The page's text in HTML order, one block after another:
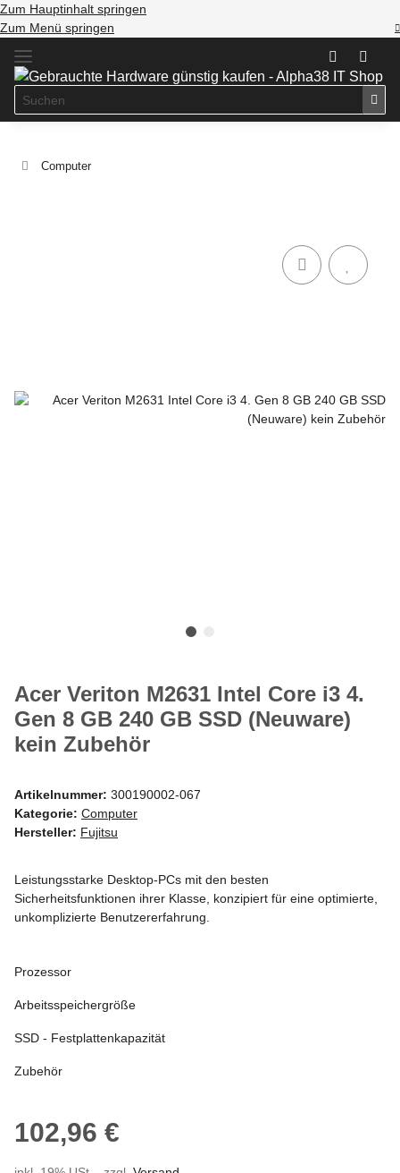
Zum Hauptinhalt springen
Zum Menü springen
Computer
Acer Veriton M2631 Intel Core i3 4.
Gen 8 GB 240 GB SSD (Neuware)
kein Zubehör
Artikelnummer: 300190002-067
Kategorie: Computer
Hersteller: Fujitsu
Leistungsstarke Desktop-PCs mit den besten
Sicherheitsfunktionen ihrer Klasse, konzipiert für eine optimierte,
unkomplizierte Benutzererfahrung.
Prozessor
Arbeitsspeichergröße
SSD - Festplattenkapazität
Zubehör
102,96 €